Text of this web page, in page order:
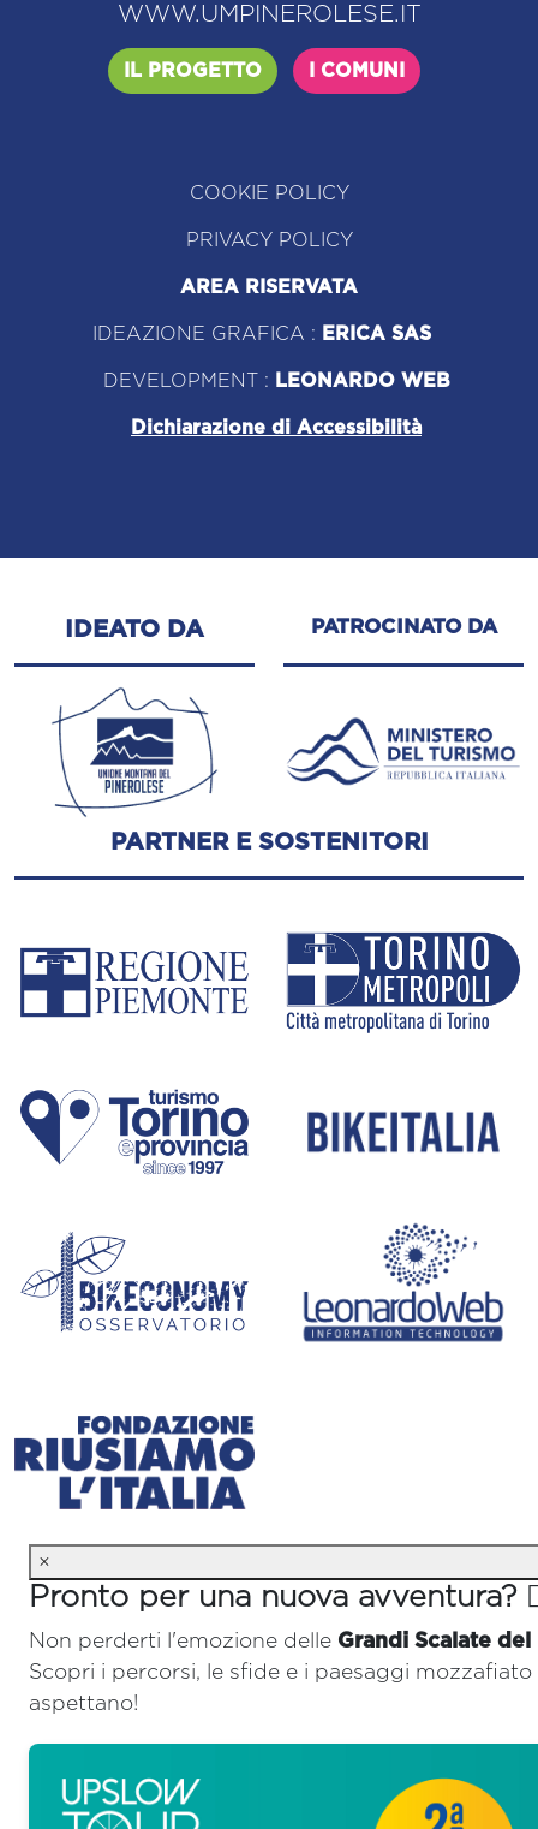
WWW.UMPINEROLESE.IT
IL PROGETTO I COMUNI
COOKIE POLICY
PRIVACY POLICY
AREA RISERVATA
IDEAZIONE GRAFICA : ERICA SAS
DEVELOPMENT : LEONARDO WEB
Dichiarazione di Accessibilità
IDEATO DA PATROCINATO DA
PARTNER E SOSTENITORI
×
Pronto per una nuova avventura?
Non perderti l'emozione delle Grandi Scalate
Scopri i percorsi, le sfide e i paesaggi mozzafiato
aspettano!